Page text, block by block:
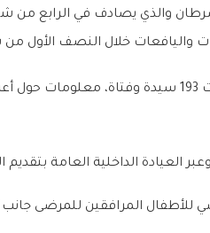
والذي يصادف في الرابع من
واليافعات خلال النصف الأول
وتضمنت الجلسات التي استهدفت 193
الداخلية العامة بتقديم المعاينة
المرافقين للمرضى